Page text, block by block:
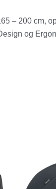
– 200 cm,
og